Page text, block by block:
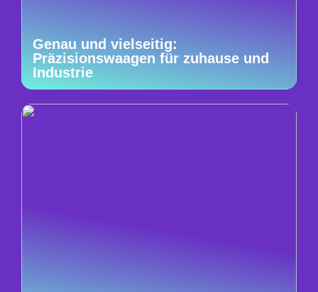
Genau und vielseitig:
Präzisionswaagen für zuhause und
Industrie